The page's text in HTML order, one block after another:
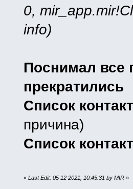
0,
info)
Поснимал все
прекратились
Список
причина)
Список
«Last Edit: 05 12 2021, 10:45:31 by MIR »